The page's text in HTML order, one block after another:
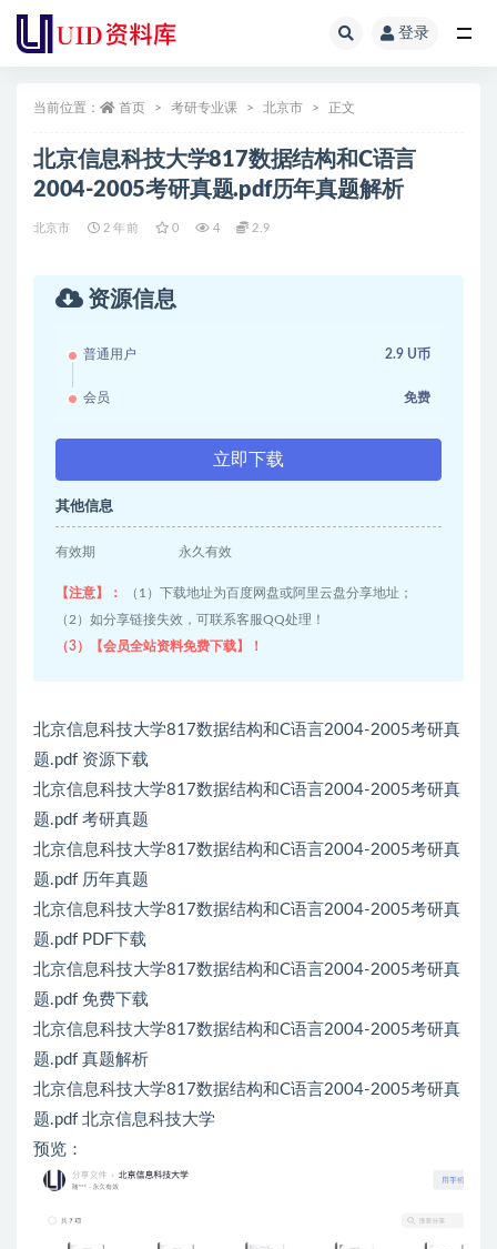
登录
当前位置： 首页 考研专业课 北京市 正文
北京信息科技大学817数据结构和C语言
2004-2005考研真题.pdf历年真题解析
北京市 2 年前 0 4 2.9
资源信息
普通用户 2.9 U币
会员 免费
立即下载
其他信息
有效期 永久有效
【注意】：
（1）下载地址为百度网盘或阿里云盘分享地址；
（2）如分享链接失效，可联系客服QQ处理！
（3）【会员全站资料免费下载】！
北京信息科技大学817数据结构和C语言2004-2005考研真
题.pdf 资源下载
北京信息科技大学817数据结构和C语言2004-2005考研真
题.pdf 考研真题
北京信息科技大学817数据结构和C语言2004-2005考研真
题.pdf 历年真题
北京信息科技大学817数据结构和C语言2004-2005考研真
题.pdf PDF下载
北京信息科技大学817数据结构和C语言2004-2005考研真
题.pdf 免费下载
北京信息科技大学817数据结构和C语言2004-2005考研真
题.pdf 真题解析
北京信息科技大学817数据结构和C语言2004-2005考研真
题.pdf 北京信息科技大学
预览：